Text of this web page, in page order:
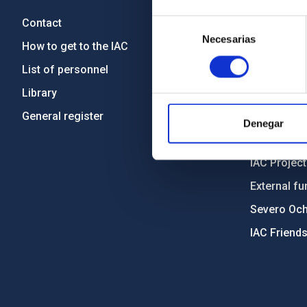
consentimiento
Necesarias
Denegar
Contact
How to get to the IAC
List of personnel
Library
General register
Gender
Forever
IAC
External
Severo
IAC Friends